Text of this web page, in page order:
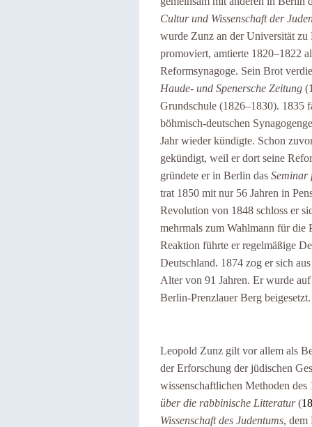
Cultur und Wissenschaft der
wurde Zunz an der Universität
promoviert, amtierte 1820–1822
Reformsynagoge. Sein Brot
Haude- und Spenersche Zeitung
Grundschule (1826–1830). 1835
böhmisch-deutschen
Jahr wieder kündigte. Schon
gekündigt, weil er dort seine
gründete er in Berlin das Seminar
trat 1850 mit nur 56 Jahren in
Revolution von 1848 schloss er
mehrmals zum Wahlmann für die
Reaktion führte er regelmäßige
Deutschland. 1874 zog er sich
Alter von 91 Jahren. Er wurde
Berlin-Prenzlauer Berg beigesetzt.
Leopold Zunz gilt vor allem als
der Erforschung der jüdischen
wissenschaftlichen Methoden des
über die rabbinische Litteratur(
Wissenschaft des Judentums, dem